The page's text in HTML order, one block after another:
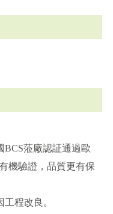
BCS蒞廠認証通過歐
機驗證，品質更有保
程改良。